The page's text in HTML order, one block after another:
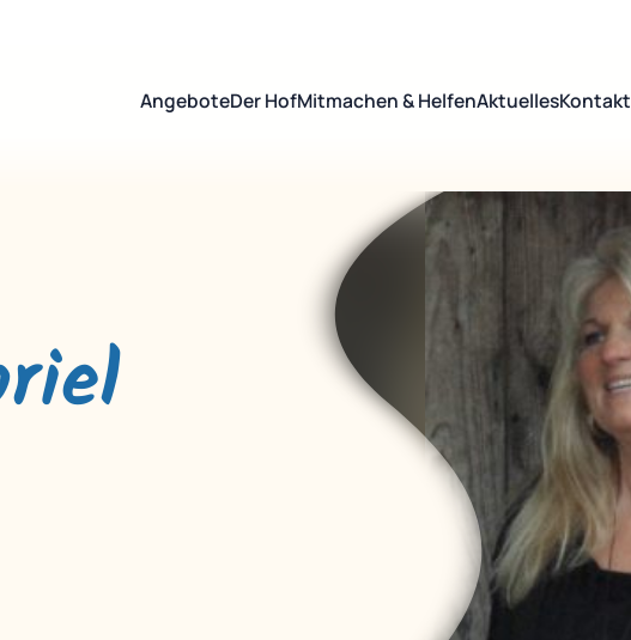
AngeboteDer HofMitmachen & HelfenAktuellesKontakt